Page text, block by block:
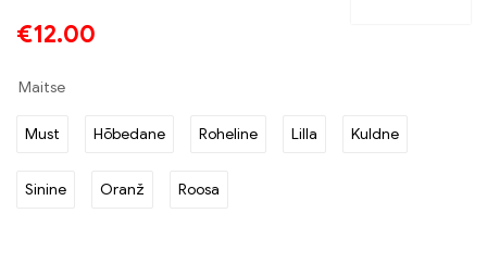
€12.00
Maitse
Must Hõbedane Roheline Lilla Kuldne
Sinine Oranž Roosa